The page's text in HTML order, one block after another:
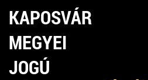
KAPOSVÁR
MEGYEI
JOGÚ